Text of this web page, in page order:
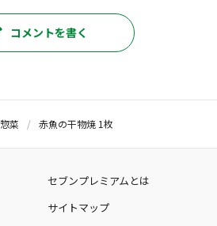
コメントを書く
惣菜 赤魚の干物焼 1枚
セブンプレミアムとは
サイトマップ